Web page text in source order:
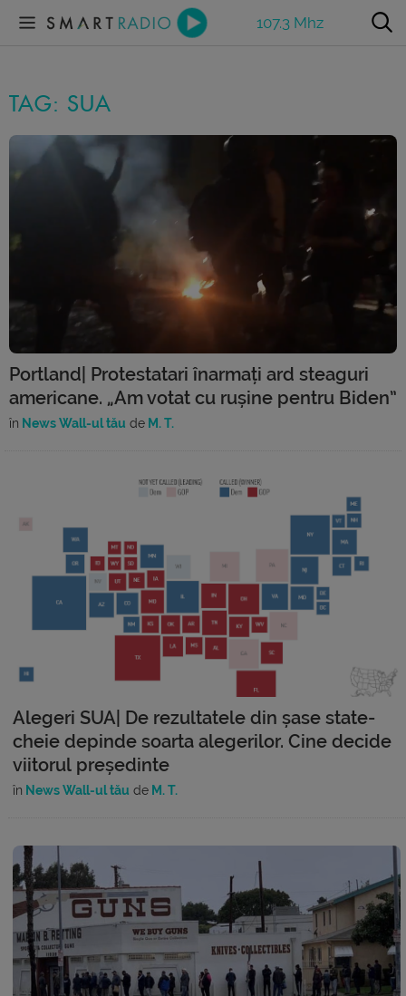
107.3 Mhz
TAG: SUA
Portland| Protestatari înarmați ard steaguri
americane. „Am votat cu rușine pentru Biden”
în News Wall-ul tău de M. T.
Alegeri SUA| De rezultatele din șase state-
cheie depinde soarta alegerilor. Cine decide
viitorul președinte
în News Wall-ul tău de M. T.